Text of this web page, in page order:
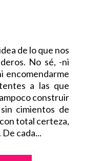
de lo que nos
No sé, -ni
encomendarme
a las que
construir
cimientos de
total certeza,
cada...